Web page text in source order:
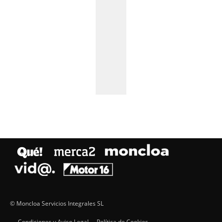
© Moncloa Servicios Integrales SL